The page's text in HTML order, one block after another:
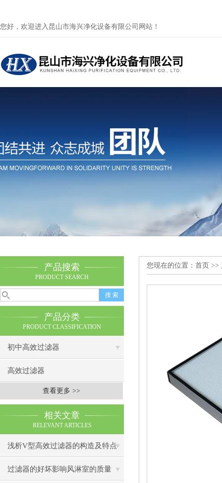
您好，欢迎进入昆山市海兴净化设备有限公司网站！
产品搜索
PRODUCT SEARCH
产品分类
PRODUCT CLASSIFICATION
初中高效过滤器
高效过滤器
查看更多 >>
相关文章
RELEVANT ARTICLES
浅析V型高效过滤器的构造及特点
过滤器的好坏影响风淋室的质量
您现在的位置： 首页 >>